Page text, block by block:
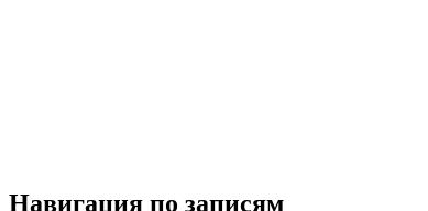
Навигация по записям